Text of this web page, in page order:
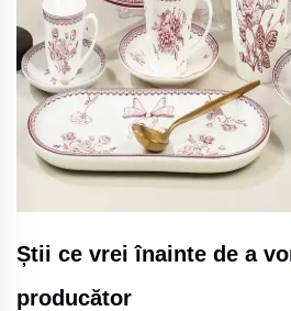
Știi ce vrei înainte de a
producător